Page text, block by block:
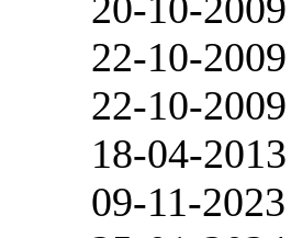
22-10-
22-10-
18-04-
09-11-